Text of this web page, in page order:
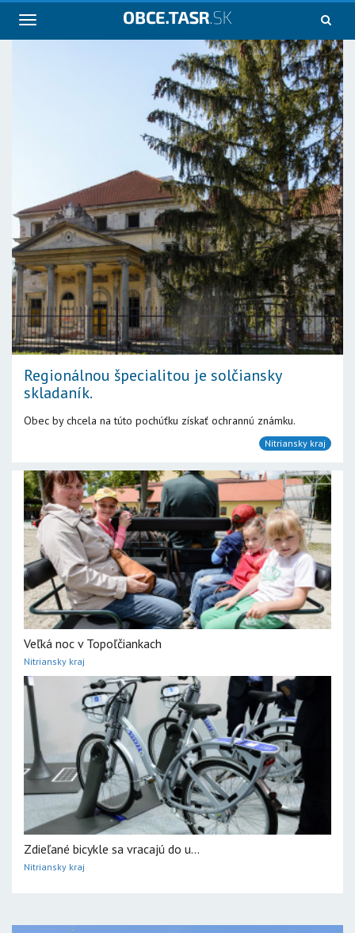
Navigácia
Regionálnou špecialitou je solčiansky
skladaník.
Obec by chcela na túto pochúťku získať ochrannú známku.
Nitriansky kraj
Veľká noc v Topoľčiankach
Nitriansky kraj
Zdieľané bicykle sa vracajú do u...
Nitriansky kraj